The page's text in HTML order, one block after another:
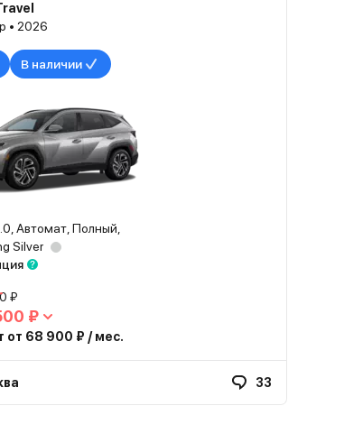
• 2026
В наличии
Автомат, Полный,
Silver
₽
₽
от 68 900 ₽ / мес.
33